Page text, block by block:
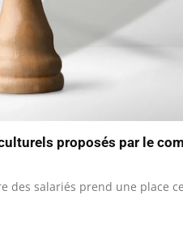
proposés par le
des salariés prend une place